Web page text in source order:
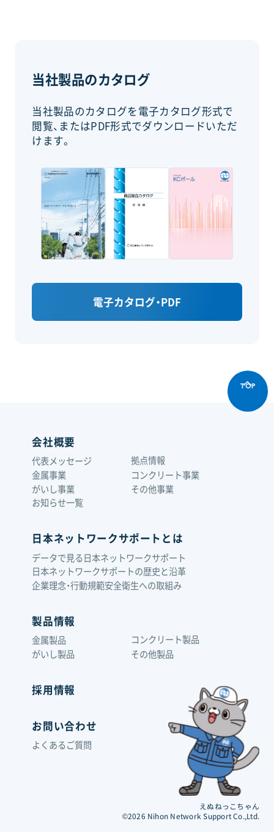
当社製品のカタログ
当社製品のカタログを電子カタログ形式で
閲覧、またはPDF形式でダウンロードいただ
けます。
電子カタログ・PDF
TOP
えぬねっこちゃん
©2026 Nihon Network Support Co.,Ltd.
会社概要
代表メッセージ
拠点情報
金属事業
コンクリート事業
がいし事業
その他事業
お知らせ一覧
日本ネットワークサポートとは
データで見る日本ネットワークサポート
日本ネットワークサポートの歴史と沿革
企業理念・行動規範安全衛生への取組み
製品情報
金属製品
コンクリート製品
がいし製品
その他製品
採用情報
お問い合わせ
よくあるご質問